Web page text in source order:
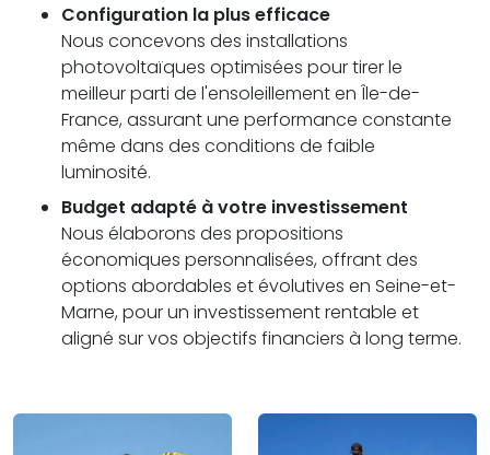
Configuration la plus efficace
Nous concevons des installations
photovoltaïques optimisées pour tirer le
meilleur parti de l'ensoleillement en Île-de-
France, assurant une performance constante
même dans des conditions de faible
luminosité.
Budget adapté à votre investissement
Nous élaborons des propositions
économiques personnalisées, offrant des
options abordables et évolutives en Seine-et-
Marne, pour un investissement rentable et
aligné sur vos objectifs financiers à long terme.